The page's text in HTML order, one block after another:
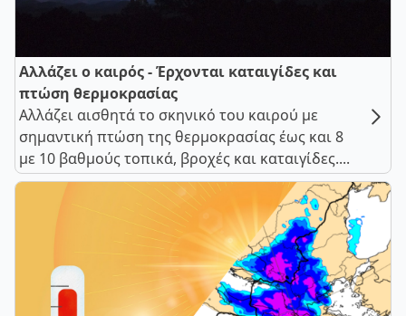
Αλλάζει ο καιρός - Έρχονται καταιγίδες και
πτώση θερμοκρασίας
Αλλάζει αισθητά το σκηνικό του καιρού με
σημαντική πτώση της θερμοκρασίας έως και 8
με 10 βαθμούς τοπικά, βροχές και καταιγίδες....